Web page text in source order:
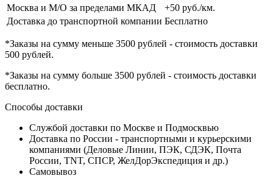
Москва и М/О за пределами МКАД
+50 руб./км.
Доставка до транспортной компании Бесплатно
*Заказы на сумму меньше 3500 рублей - стоимость доставки
500 рублей.
*Заказы на сумму больше 3500 рублей - стоимость доставки
бесплатно.
Способы доставки
Службой доставки по Москве и Подмосквью
Доставка по России - транспортными и курьерскими
компаниями (Деловые Линии, ПЭК, СДЭК, Почта
России, TNT, СПСР, ЖелДорЭкспедиция и др.)
Самовывоз